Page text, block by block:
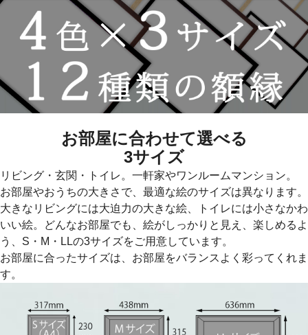
お部屋に合わせて選べる
3サイズ
リビング・玄関・トイレ。一軒家やワンルームマンション。
お部屋やおうちの大きさで、最適な絵のサイズは異なります。
大きなリビングには大迫力の大きな絵、トイレには小さなかわ
いい絵。どんなお部屋でも、絵がしっかりと見え、楽しめるよ
う、S・M・LLの3サイズをご用意しています。
お部屋に合ったサイズは、お部屋をバランスよく彩ってくれま
す。